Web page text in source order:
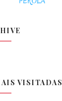
VISITADAS